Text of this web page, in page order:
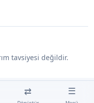
tavsiyesi değildir.
⇄ ☰